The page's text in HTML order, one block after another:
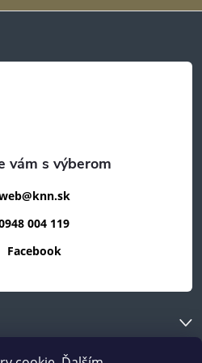
@knn.sk
004 119
Facebook